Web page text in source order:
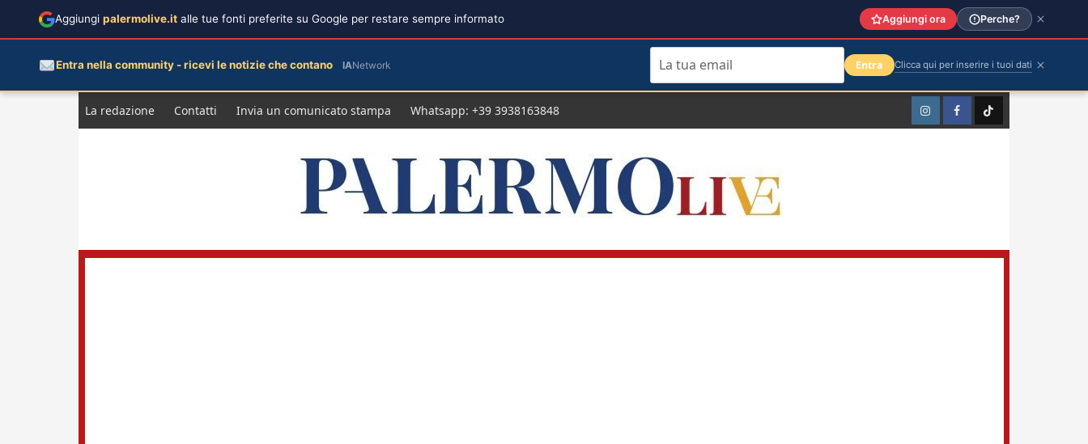
La redazione Contatti Invia un comunicato stampa Whatsapp: +39 3938163848 InstagramFacebookTikTok
Aggiungi palermolive.it alle tue fonti preferite su Google per restare sempre informato Aggiungi ora Perche?
Entra nella community - ricevi le notizie che contano IANetwork Entra Clicca qui per inserire i tuoi dati